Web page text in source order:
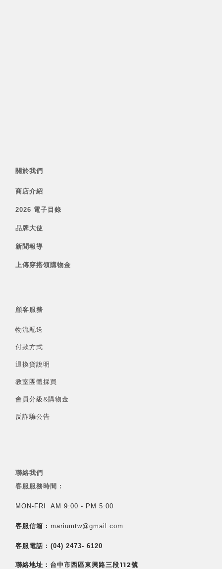
關於我們
商店介紹
2026 電子目錄
品牌大使
新聞報導
上傳穿搭領購物金
顧客服務
物流配送
付款方式
退換貨說明
教室團體採買
會員分級&購物金
反詐騙公告
聯絡我們
客服服務時間 :
MON-FRI AM 9:00 - PM 5:00
客服信箱 : mariumtw@gmail.com
客服電話 : (04) 2473- 6120
聯絡地址：台中市西區東興路三段112號